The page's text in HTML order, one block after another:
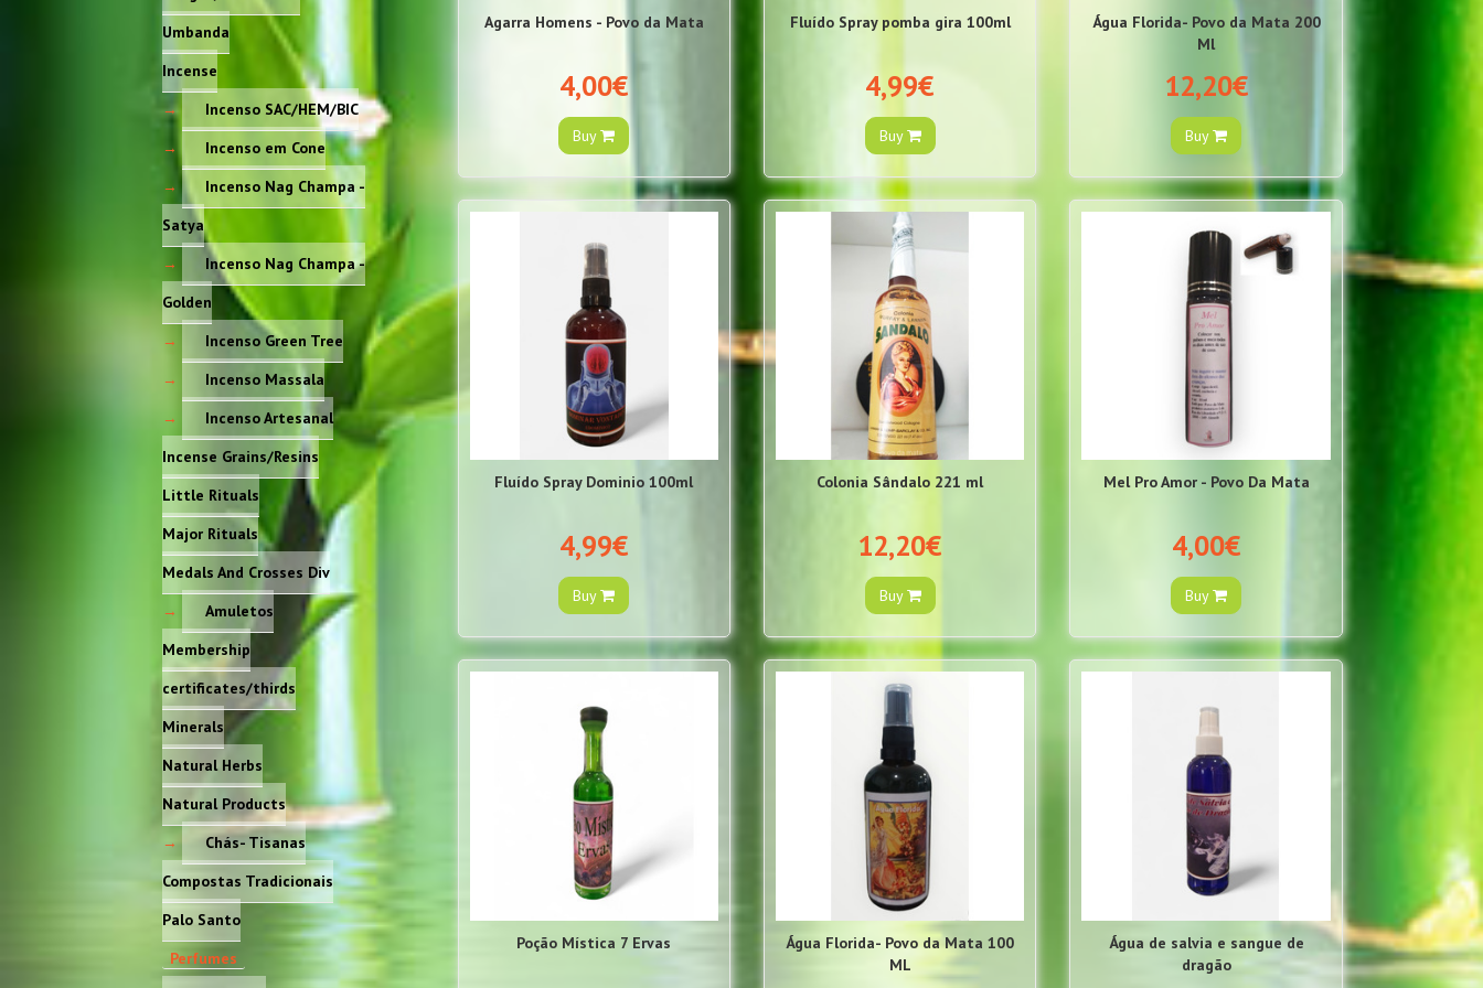
Umbanda
Incense
Incenso SAC/HEM/BIC
Incenso em Cone
Incenso Nag Champa -
Satya
Incenso Nag Champa -
Golden
Incenso Green Tree
Incenso Massala
Incenso Artesanal
Incense Grains/Resins
Little Rituals
Major Rituals
Medals And Crosses Div
Amuletos
Membership
certificates/thirds
Minerals
Natural Herbs
Natural Products
Chás- Tisanas
Compostas Tradicionais
Palo Santo
Perfumes
Agarra Homens - Povo da Mata
4,00€
Buy
Fluído Spray pomba gira 100ml
4,99€
Buy
Água Florida- Povo da Mata 200
Ml
12,20€
Buy
Fluído Spray Dominio 100ml
4,99€
Buy
Colonia Sândalo 221 ml
12,20€
Buy
Mel Pro Amor - Povo Da Mata
4,00€
Buy
Poção Mística 7 Ervas
Água Florida- Povo da Mata 100
ML
Água de salvia e sangue de
dragão